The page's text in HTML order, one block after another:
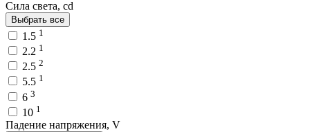
Сила света, cd
Выбрать все
1.5 1
2.2 1
2.5 2
5.5 1
6 3
10 1
Падение напряжения, V